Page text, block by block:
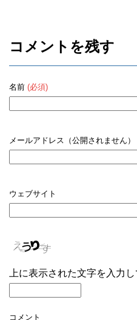
コメントを残す
名前 (必須)
メールアドレス（公開されません）
ウェブサイト
上に表示された文字を入力し
コメント